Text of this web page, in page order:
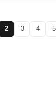
2 3 4 5